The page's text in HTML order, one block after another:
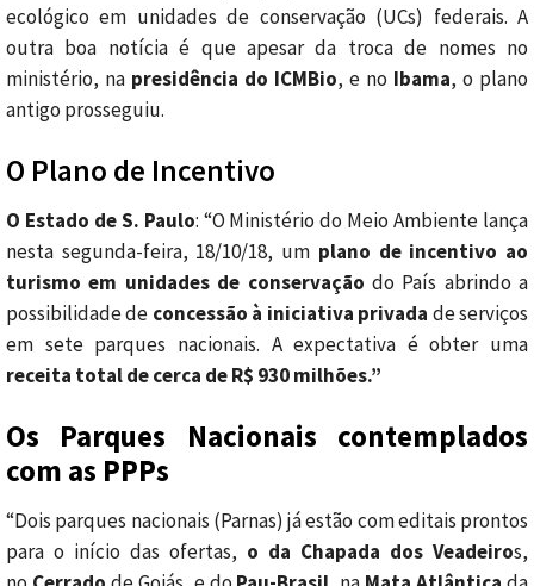
ecológico em unidades de conservação (UCs) federais. A
outra boa notícia é que apesar da troca de nomes no
ministério, na presidência do ICMBio, e no Ibama, o plano
antigo prosseguiu.
O Plano de Incentivo
O Estado de S. Paulo: “O Ministério do Meio Ambiente lança
nesta segunda-feira, 18/10/18, um plano de incentivo ao
turismo em unidades de conservação do País abrindo a
possibilidade de concessão à iniciativa privada de serviços
em sete parques nacionais. A expectativa é obter uma
receita total de cerca de R$ 930 milhões.”
Os Parques Nacionais contemplados
com as PPPs
“Dois parques nacionais (Parnas) já estão com editais prontos
para o início das ofertas, o da Chapada dos Veadeiros,